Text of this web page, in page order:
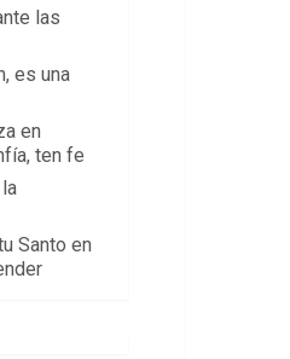
las
es una
en
ten fe
Santo en